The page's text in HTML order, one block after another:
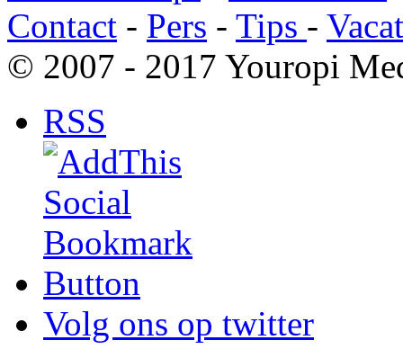
Contact - Pers - Tips -
© 2007 - 2017 Youropi
RSS
Volg ons op twitter